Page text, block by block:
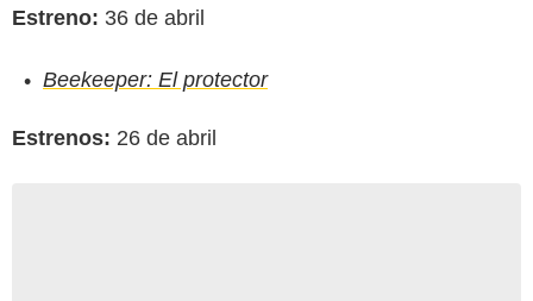
Estreno: 36 de abril
Beekeeper: El protector
Estrenos: 26 de abril